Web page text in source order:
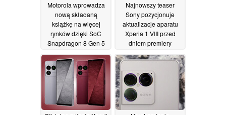
Motorola wprowadza
nową składaną
książkę na więcej
rynków dzięki SoC
Snapdragon 8 Gen 5
13/05/2026
Najnowszy teaser
Sony pozycjonuje
aktualizacje aparatu
Xperia 1 VIII przed
dniem premiery
12/05/2026